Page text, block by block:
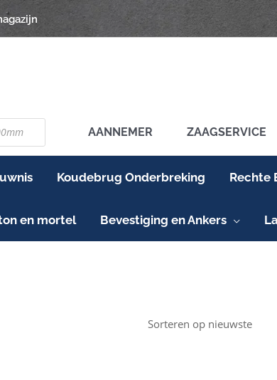
AANNEMER ZAAGSERVICE
Koudebrug Onderbreking Rechte
en mortel Bevestiging en Ankers